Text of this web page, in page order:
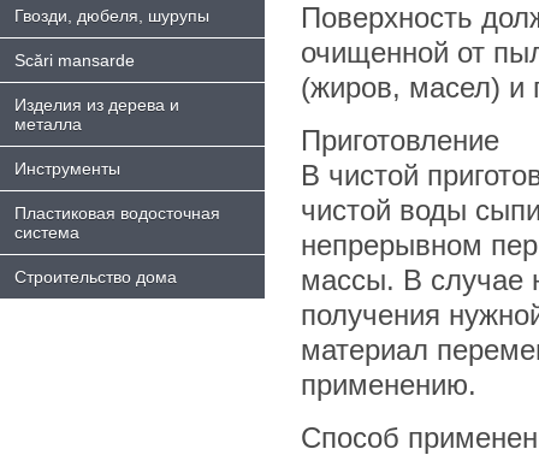
Гвозди, дюбеля, шурупы
Scări mansarde
Изделия из дерева и
металла
Инструменты
Пластиковая водосточная
система
Строительство дома
Поверхность
очищенной от
(жиров, масел) и
Приготовление
В чистой
чистой воды
непрерывном
массы. В случае
получения
материал
применению.
Способ